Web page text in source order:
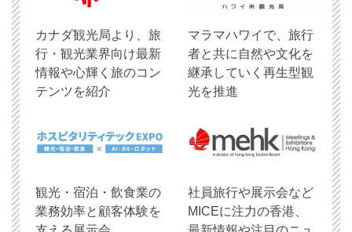
​カナダ観光局より、旅
行・観光業界向け最新
情報や心輝く旅のコン
テンツを紹介
マラマハワイで、旅行
者と共に自然や文化を
継承していく再生型観
光を推進
観光・宿泊・飲食業の
業務効率と顧客体験を
社員旅行や展示会など
MICEに注力の香港、